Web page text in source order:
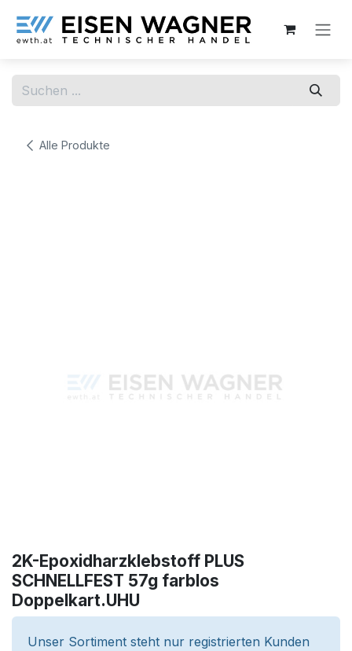
Alle Produkte
2K-Epoxidharzklebstoff PLUS
SCHNELLFEST 57g farblos
Doppelkart.UHU
Unser Sortiment steht nur registrierten Kunden